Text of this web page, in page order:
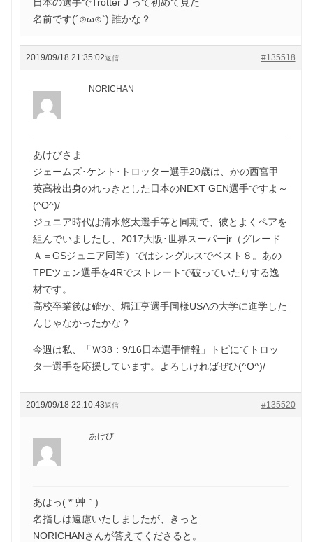
名前です(´⊙ω⊙`) 誰かな？
2019/09/18 21:35:02 #135518
返信
NORICHAN
あけびさま
ジェームズ･ケント･トロッター選手20歳は、かの西宮甲
英高校出身のれっきとした日本のNEXT GEN選手ですよ～
(^O^)/
ジュニア時代は清水悠太選手等と同期で、彼とよくペアを
組んでいましたし、2017大阪･世界スーパーjr（グレード
Ａ＝GSジュニア同等）ではシングルスでベスト８。あの
TPEツェン選手を4Rでストレートで破っていたりする逸
材です。
高校卒業後は確か、堀江亨選手同様USAの大学に進学した
んじゃなかったかな？
今週は私、「Ｗ38：9/16日本選手情報」トピにてトロッ
ター選手を応援しています。よろしければぜひ(^O^)/
2019/09/18 22:10:43 #135520
返信
あけび
あはっ( *´艸｀)
名指しは遠慮いたしましたが、きっと
NORICHANさんが答えてくださると。